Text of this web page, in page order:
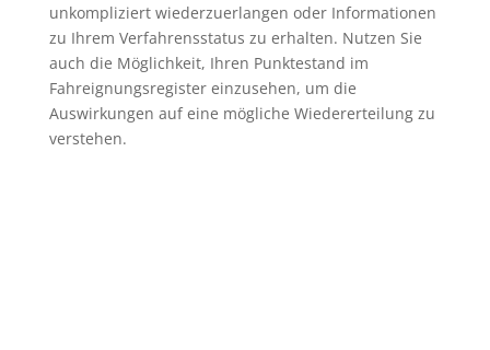
unkompliziert wiederzuerlangen oder Informationen
zu Ihrem Verfahrensstatus zu erhalten. Nutzen Sie
auch die Möglichkeit, Ihren Punktestand im
Fahreignungsregister einzusehen, um die
Auswirkungen auf eine mögliche Wiedererteilung zu
verstehen.